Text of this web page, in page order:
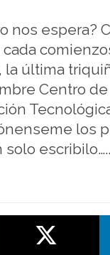
nos espera?
la última
Centro de
los
solo escribilo…..